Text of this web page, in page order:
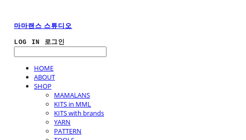
마마랜스 스튜디오
LOG IN 로그인
HOME
ABOUT
SHOP
MAMALANS
KITS in MML
KITS with brands
YARN
PATTERN